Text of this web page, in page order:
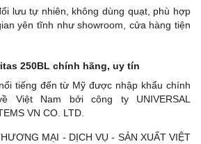
lưu tự nhiên, không dùng quạt, phù hợp
yên tĩnh như showroom, cửa hàng tiện
250BL chính hãng, uy tín
tiếng đến từ Mỹ được nhập khẩu chính
Việt Nam bởi công ty UNIVERSAL
VN CO. LTD.
MẠI - DỊCH VỤ - SẢN XUẤT VIỆT